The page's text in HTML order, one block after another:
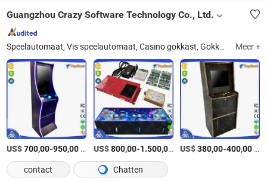
Guangzhou Crazy Software Technology Co., Ltd.
Speelautomaat, Vis speelautomaat, Casino gokkast, Gokkast, Gokspelautomaat, Online casino, Vaardigheid spelcabinet, Kansspelen, Arcade speelautomaat, Spelsoftware Meer +
US$700,00-950,00 US$800,00-1.500,00 /Stuk
US$380,00-400,00
contact
Chatten